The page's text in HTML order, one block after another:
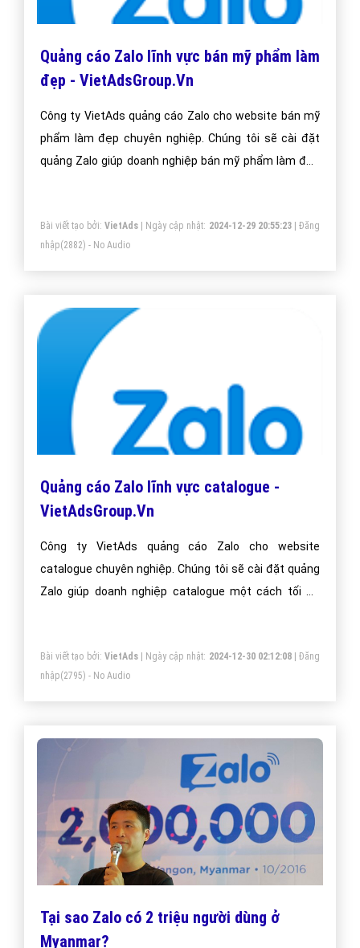
Quảng cáo Zalo lĩnh vực bán mỹ phẩm làm
đẹp - VietAdsGroup.Vn
Công ty VietAds quảng cáo Zalo cho website bán mỹ
phẩm làm đẹp chuyên nghiệp. Chúng tôi sẽ cài đặt
quảng Zalo giúp doanh nghiệp bán mỹ phẩm làm đẹp
ứng dụng Zalo.
Bài viết tạo bởi: VietAds| Ngày cập nhật: 2024-12-29 20:55:23|Đăng
nhập(2882) - No Audio
Quảng cáo Zalo lĩnh vực catalogue -
VietAdsGroup.Vn
Công ty VietAds quảng cáo Zalo cho website
catalogue chuyên nghiệp. Chúng tôi sẽ cài đặt quảng
Zalo giúp doanh nghiệp catalogue một cách tối ưu
Bài viết tạo bởi: VietAds| Ngày cập nhật: 2024-12-30 02:12:08|Đăng
nhập(2795) - No Audio
Tại sao Zalo có 2 triệu người dùng ở
Myanmar?